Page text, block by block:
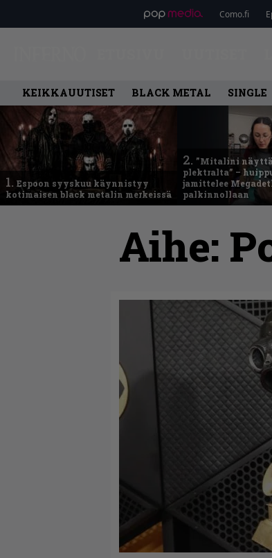
Como.fi
KEIKKAUUTISET BLACK METAL SINGLE
1. Espoon syyskuu käynnistyy
kotimaisen black metalin merkeissä
2. ”Mitalini
plektralta” –
jamittelee
palkinnollaan
Aihe: